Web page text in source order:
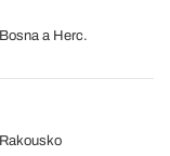
Bosna a Herc.
Rakousko